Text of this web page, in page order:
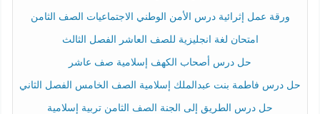
ورقة عمل إثرائية درس الأمن الوطني الاجتماعيات الصف الثامن
امتحان لغة انجليزية للصف العاشر الفصل الثالث
حل درس أصحاب الكهف إسلامية صف عاشر
حل درس فاطمة بنت عبدالملك إسلامية الصف الخامس الفصل الثاني
حل درس الطريق إلى الجنة الصف الثامن تربية إسلامية